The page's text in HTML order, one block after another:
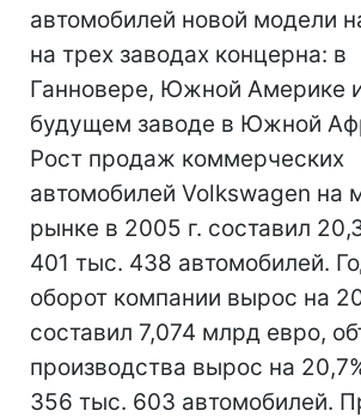
автомобилей новой модели
на трех заводах концерна: в
Ганновере, Южной Америке
будущем заводе в Южной
Рост продаж коммерческих
автомобилей Volkswagen на
рынке в 2005 г. составил
401 тыс. 438 автомобилей.
оборот компании вырос на
составил 7,074 млрд евро,
производства вырос на
356 тыс. 603 автомобилей.